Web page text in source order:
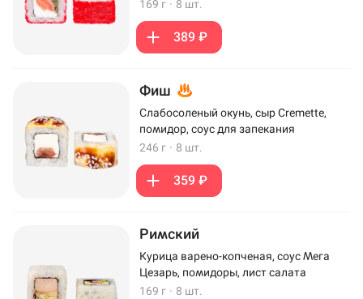
169 г · 8 шт.
389 ₽
Фиш
Слабосоленый окунь, сыр Cremette,
помидор, соус для запекания
246 г · 8 шт.
359 ₽
Римский
Курица варено-копченая, соус Мега
Цезарь, помидоры, лист салата
169 г · 8 шт.